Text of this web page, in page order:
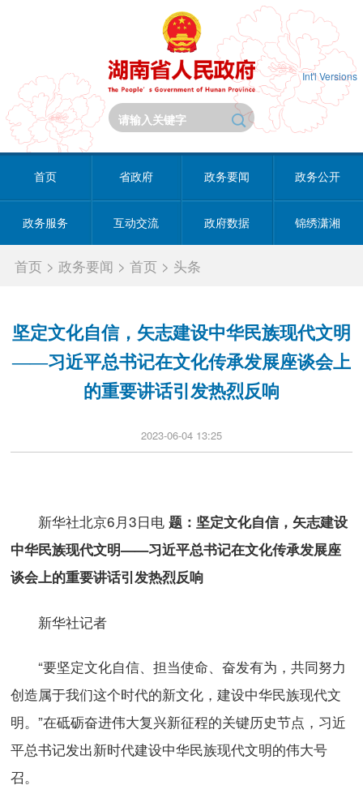
Int'l Versions
首页 省政府 政务要闻 政务公开
政务服务 互动交流 政府数据 锦绣潇湘
首页 >政务要闻 >首页 > 头条
坚定文化自信，矢志建设中华民族现代文明
——习近平总书记在文化传承发展座谈会上
的重要讲话引发热烈反响
2023-06-04 13:25
新华社北京6月3日电 题：坚定文化自信，矢志建设
中华民族现代文明——习近平总书记在文化传承发展座
谈会上的重要讲话引发热烈反响
新华社记者
“要坚定文化自信、担当使命、奋发有为，共同努力
创造属于我们这个时代的新文化，建设中华民族现代文
明。”在砥砺奋进伟大复兴新征程的关键历史节点，习近
平总书记发出新时代建设中华民族现代文明的伟大号
召。